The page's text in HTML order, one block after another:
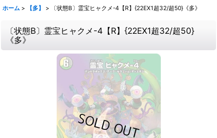
ホーム > 【多】 > 〔状態B〕霊宝ヒャクメ-4【R】{22EX1超32/超50}《多》
〔状態B〕霊宝ヒャクメ-4【R】{22EX1超32/超50}
《多》